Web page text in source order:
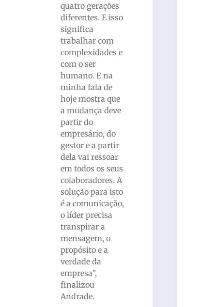
quatro gerações
diferentes. E isso
significa
trabalhar com
complexidades e
com o ser
humano. E na
minha fala de
hoje mostra que
a mudança deve
partir do
empresário, do
gestor e a partir
dela vai ressoar
em todos os seus
colaboradores. A
solução para isto
é a comunicação,
o líder precisa
transpirar a
mensagem, o
propósito e a
verdade da
empresa”,
finalizou
Andrade.